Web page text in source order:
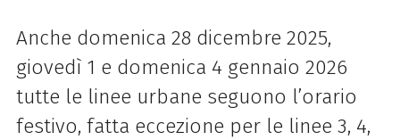
Anche domenica 28 dicembre 2025,
giovedì 1 e domenica 4 gennaio 2026
tutte le linee urbane seguono l’orario
festivo, fatta eccezione per le linee 3, 4,